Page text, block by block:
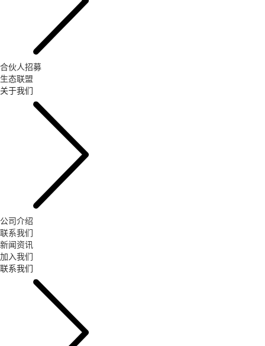
合伙人招募
生态联盟
关于我们
公司介绍
联系我们
新闻资讯
加入我们
联系我们